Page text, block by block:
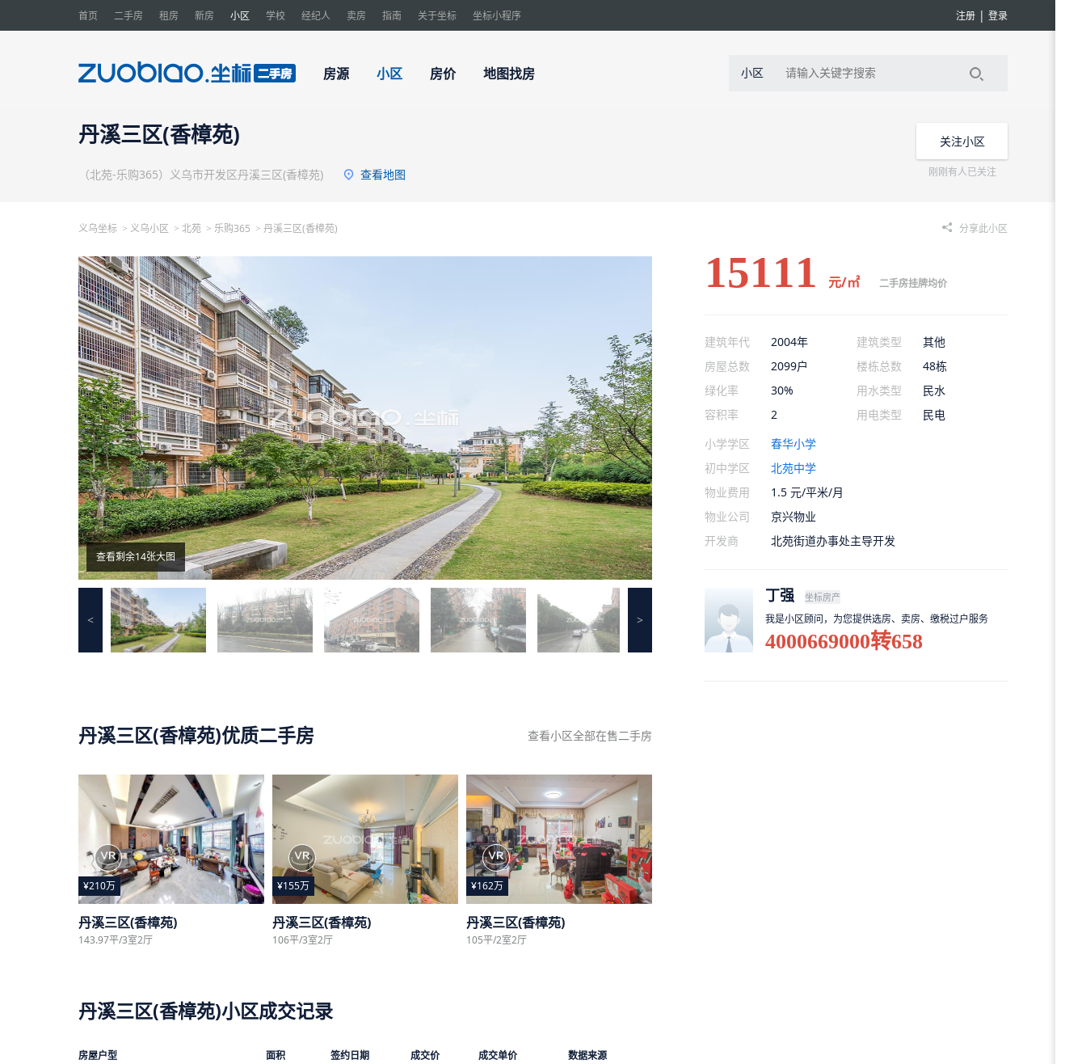
首页 二手房 租房 新房 小区 学校 经纪人 卖房 指南 关于坐标 坐标小程序 注册 | 登录
房源 小区 房价 地图找房 小区
丹溪三区(香樟苑)
（北苑-乐购365）义乌市开发区丹溪三区(香樟苑) 查看地图
关注小区
刚刚有人已关注
义乌坐标 > 义乌小区 > 北苑 > 乐购365 > 丹溪三区(香樟苑) 分享此小区
查看剩余14张大图
< >
15111 元/㎡ 二手房挂牌均价
建筑年代
2004年
房屋总数
2099户
绿化率
30%
容积率
2
建筑类型
其他
楼栋总数
48栋
用水类型
民水
用电类型
民电
小学学区
春华小学
初中学区
北苑中学
物业费用
1.5 元/平米/月
物业公司
京兴物业
开发商
北苑街道办事处主导开发
丁强 坐标房产
我是小区顾问，为您提供选房、卖房、缴税过户服务
4000669000转658
丹溪三区(香樟苑)优质二手房 查看小区全部在售二手房
¥210万
丹溪三区(香樟苑)
143.97平/3室2厅
¥155万
丹溪三区(香樟苑)
106平/3室2厅
¥162万
丹溪三区(香樟苑)
105平/2室2厅
丹溪三区(香樟苑)小区成交记录
房屋户型 面积 签约日期 成交价 成交单价 数据来源